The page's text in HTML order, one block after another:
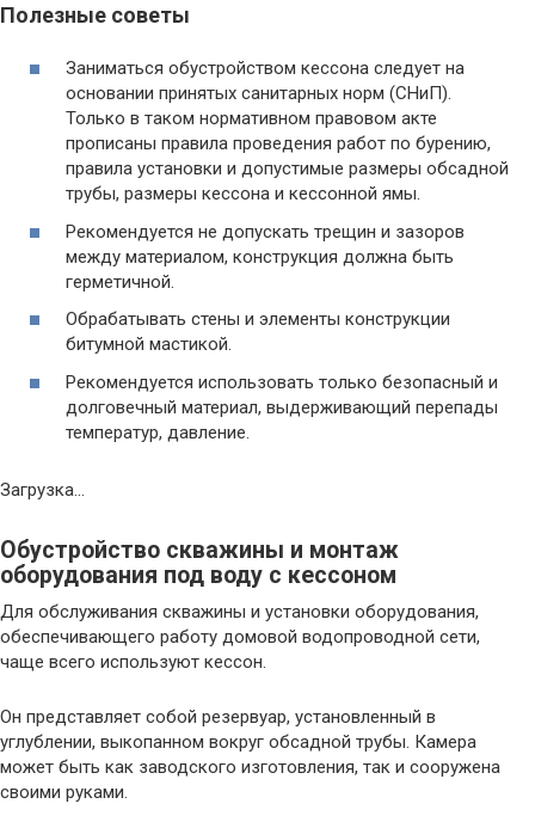
Полезные советы
Заниматься обустройством кессона следует на
основании принятых санитарных норм (СНиП).
Только в таком нормативном правовом акте
прописаны правила проведения работ по бурению,
правила установки и допустимые размеры обсадной
трубы, размеры кессона и кессонной ямы.
Рекомендуется не допускать трещин и зазоров
между материалом, конструкция должна быть
герметичной.
Обрабатывать стены и элементы конструкции
битумной мастикой.
Рекомендуется использовать только безопасный и
долговечный материал, выдерживающий перепады
температур, давление.
Загрузка…
Обустройство скважины и монтаж
оборудования под воду с кессоном
Для обслуживания скважины и установки оборудования,
обеспечивающего работу домовой водопроводной сети,
чаще всего используют кессон.
Он представляет собой резервуар, установленный в
углублении, выкопанном вокруг обсадной трубы. Камера
может быть как заводского изготовления, так и сооружена
своими руками.